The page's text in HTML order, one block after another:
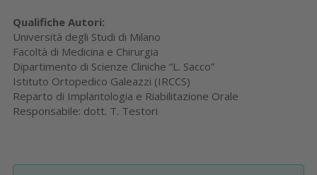
Qualifiche Autori:
Università degli Studi di Milano
Facoltà di Medicina e Chirurgia
Dipartimento di Scienze Cliniche “L. Sacco”
Istituto Ortopedico Galeazzi (IRCCS)
Reparto di Implantologia e Riabilitazione Orale
Responsabile: dott. T. Testori